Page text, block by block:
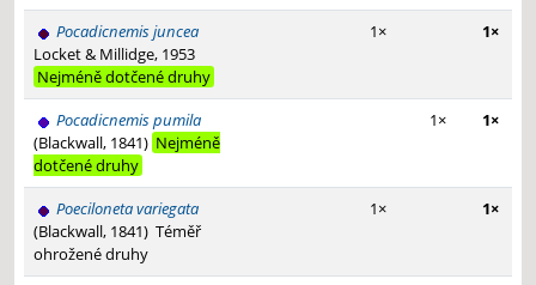
Pocadicnemis juncea
Locket & Millidge, 1953
Nejméně dotčené druhy
1× 1×
Pocadicnemis pumila
(Blackwall, 1841) Nejméně
dotčené druhy
1× 1×
Poeciloneta variegata
(Blackwall, 1841) Téměř
ohrožené druhy
1× 1×